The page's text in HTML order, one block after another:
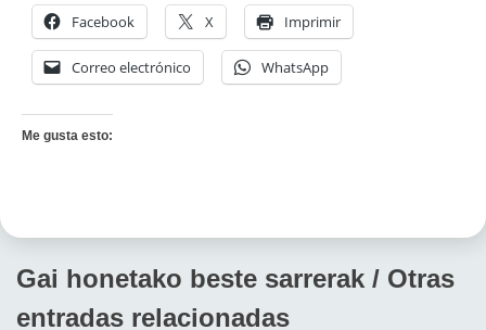
Facebook X Imprimir
Correo electrónico WhatsApp
Me gusta esto:
Gai honetako beste sarrerak / Otras
entradas relacionadas